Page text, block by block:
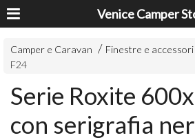
Venice Camper
Camper e Caravan Finestre e accessori
F24
Serie Roxite
con serigrafia